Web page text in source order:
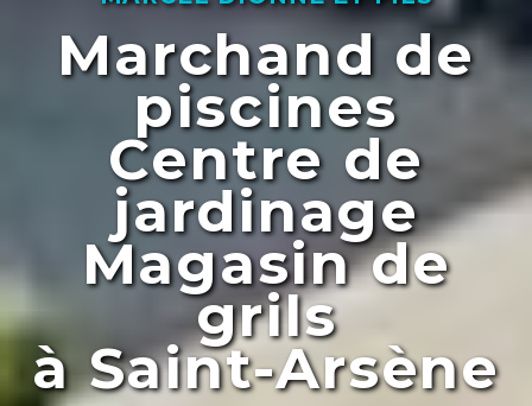
Marchand de
piscines
Centre de
jardinage
Magasin de
grils
à Saint-Arsène